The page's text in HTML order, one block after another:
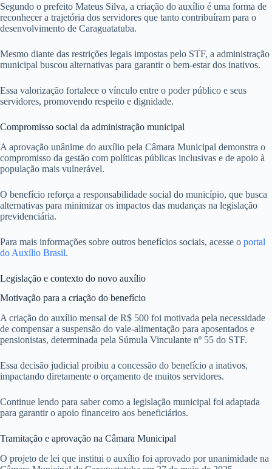
Segundo o prefeito Mateus Silva, a criação do auxílio é uma forma de
reconhecer a trajetória dos servidores que tanto contribuíram para o
desenvolvimento de Caraguatatuba.
Mesmo diante das restrições legais impostas pelo STF, a administração
municipal buscou alternativas para garantir o bem-estar dos inativos.
Essa valorização fortalece o vínculo entre o poder público e seus
servidores, promovendo respeito e dignidade.
Compromisso social da administração municipal
A aprovação unânime do auxílio pela Câmara Municipal demonstra o
compromisso da gestão com políticas públicas inclusivas e de apoio à
população mais vulnerável.
O benefício reforça a responsabilidade social do município, que busca
alternativas para minimizar os impactos das mudanças na legislação
previdenciária.
Para mais informações sobre outros benefícios sociais, acesse o portal
do Auxílio Brasil.
Legislação e contexto do novo auxílio
Motivação para a criação do benefício
A criação do auxílio mensal de R$ 500 foi motivada pela necessidade
de compensar a suspensão do vale-alimentação para aposentados e
pensionistas, determinada pela Súmula Vinculante nº 55 do STF.
Essa decisão judicial proibiu a concessão do benefício a inativos,
impactando diretamente o orçamento de muitos servidores.
Continue lendo para saber como a legislação municipal foi adaptada
para garantir o apoio financeiro aos beneficiários.
Tramitação e aprovação na Câmara Municipal
O projeto de lei que institui o auxílio foi aprovado por unanimidade na